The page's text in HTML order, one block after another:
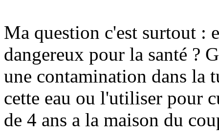
Ma question c'est surtout :
dangereux pour la santé ?
une contamination dans la
cette eau ou l'utiliser pour
de 4 ans a la maison du